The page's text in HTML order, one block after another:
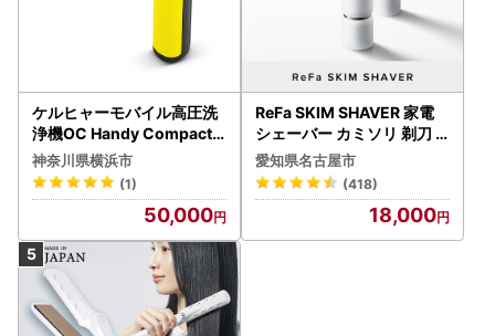
ケルヒャーモバイル高圧洗
浄機OC Handy Compact
（ハンディエア） APV000
7
神奈川県横浜市
(1)
50,000
ReFa SKIM SHAVER 家電
シェーバー カミソリ 剃刀
シェーバー
愛知県名古屋市
(418)
18,000